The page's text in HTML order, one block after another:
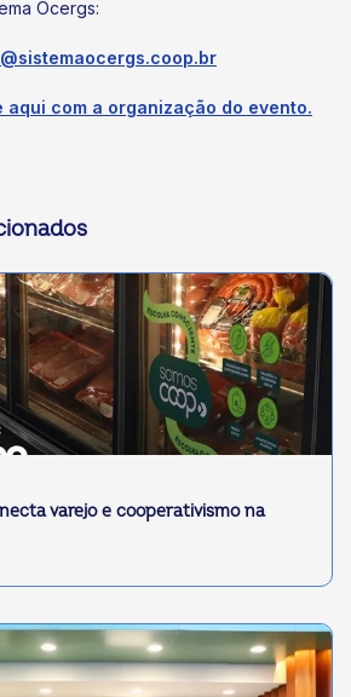
Ocergs:
aqui com a organização do evento.
varejo e cooperativismo na